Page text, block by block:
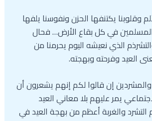
وقلوبنا يكتنفها الحزن ونفوسنا يلفها
المسلمين في كل بقاع الأرض… فحال
الذي نعيشه اليوم يحرمنا من
العيد وفرحته وبهجته.
والمشردين إن قالوا لكم إنهم يشعرون أن
يمر عليهم بلا معاني العيد
والغربة أعظم من بهجة العيد في